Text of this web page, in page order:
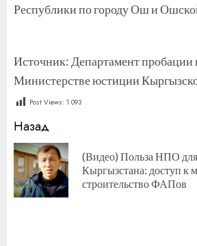
Республики по городу Ош и
Источник: Департамент пробации
Министерстве юстиции
Post Views: 1 093
Продолжить
чтение
Назад
(Видео) Польза НПО
Кыргызстана: доступ к
строительство ФАПов